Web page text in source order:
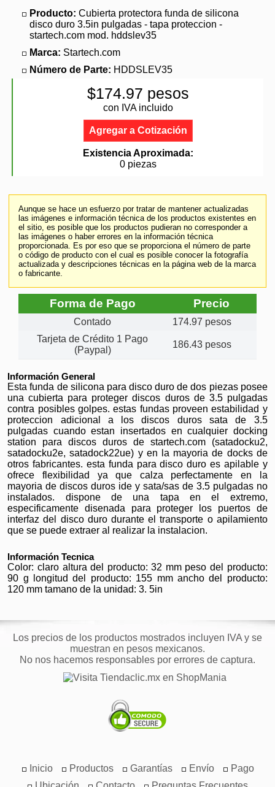
Producto: Cubierta protectora funda de silicona
disco duro 3.5in pulgadas - tapa proteccion -
startech.com mod. hddslev35
Marca: Startech.com
Número de Parte: HDDSLEV35
$174.97 pesos
con IVA incluido
Agregar a Cotización
Existencia Aproximada:
0 piezas
Aunque se hace un esfuerzo por tratar de mantener actualizadas
las imágenes e información técnica de los productos existentes en
el sitio, es posible que los productos pudieran no corresponder a
las imágenes o haber errores en la información técnica
proporcionada. Es por eso que se proporciona el número de parte
o código de producto con el cual es posible conocer la fotografía
actualizada y descripciones técnicas en la página web de la marca
o fabricante.
Forma de Pago Precio
Contado
174.97 pesos
Tarjeta de Crédito 1 Pago
(Paypal)
186.43 pesos
Información General
Esta funda de silicona para disco duro de dos piezas posee
una cubierta para proteger discos duros de 3.5 pulgadas
contra posibles golpes. estas fundas proveen estabilidad y
proteccion adicional a los discos duros sata de 3.5
pulgadas cuando estan insertados en cualquier docking
station para discos duros de startech.com (satadocku2,
satadocku2e, satadock22ue) y en la mayoria de docks de
otros fabricantes. esta funda para disco duro es apilable y
ofrece flexibilidad ya que calza perfectamente en la
mayoria de discos duros ide y sata/sas de 3.5 pulgadas no
instalados. dispone de una tapa en el extremo,
especificamente disenada para proteger los puertos de
interfaz del disco duro durante el transporte o apilamiento
que se puede extraer al realizar la instalacion.
Información Tecnica
Color: claro altura del producto: 32 mm peso del producto:
90 g longitud del producto: 155 mm ancho del producto:
120 mm tamano de la unidad: 3. 5in
Los precios de los productos mostrados incluyen IVA y se
muestran en pesos mexicanos.
No nos hacemos responsables por errores de captura.
Inicio Productos Garantías Envío
Pago